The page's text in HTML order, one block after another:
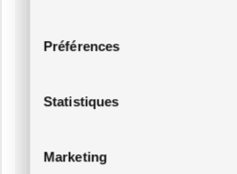
Préférences
Statistiques
Marketing